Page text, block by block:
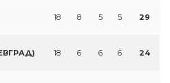
18 8 5 5 29
18 6 6 6 24